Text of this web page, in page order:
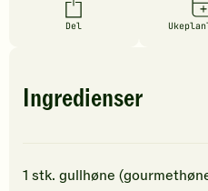
Del
Ingredienser
1 stk. gullhøne